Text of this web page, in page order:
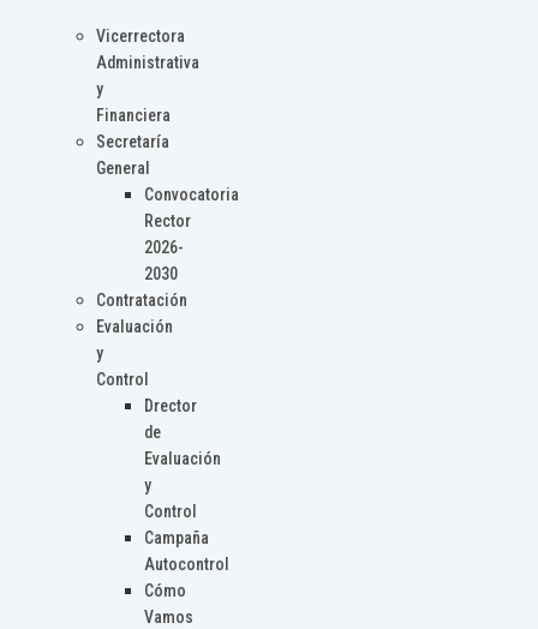
Vicerrectora
Administrativa
y
Financiera
Secretaría
General
Convocatoria
Rector
2026-
2030
Contratación
Evaluación
y
Control
Drector
de
Evaluación
y
Control
Campaña
Autocontrol
Cómo
Vamos